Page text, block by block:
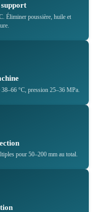
Éliminer poussière, huile et
°C, pression 25–36 MPa.
pour 50–200 mm au total.